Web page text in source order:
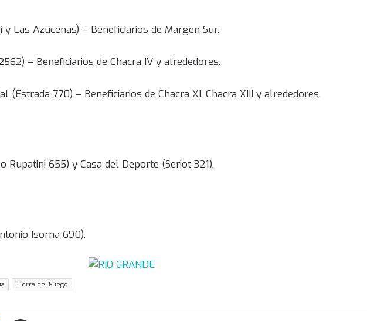
Las Azucenas) – Beneficiarios de Margen Sur.
– Beneficiarios de Chacra IV y alrededores.
(Estrada 770) – Beneficiarios de Chacra XI, Chacra XIII y alrededores.
Rupatini 655) y Casa del Deporte (Seriot 321).
Isorna 690).
Tierra del Fuego
Messenger